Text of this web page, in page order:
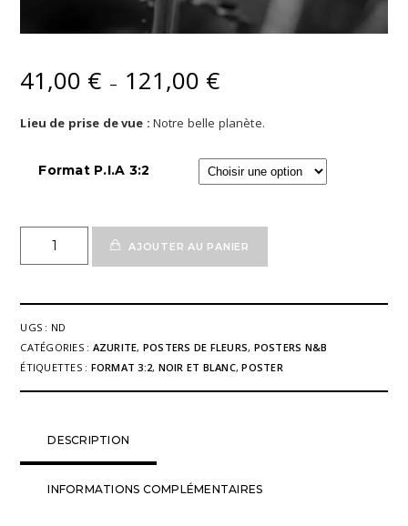
41,00 € – 121,00 €Plage
prix :
à
121,00 €
Lieu de prise de vue : Notre belle planète.
Format P.I.A 3:2
Azurite
03
n&b
AJOUTER AU PANIER
UGS : ND
CATÉGORIES : AZURITE, POSTERS DE FLEURS, POSTERS N&B
ÉTIQUETTES : FORMAT 3:2, NOIR ET BLANC,POSTER
DESCRIPTION
INFORMATIONS COMPLÉMENTAIRES